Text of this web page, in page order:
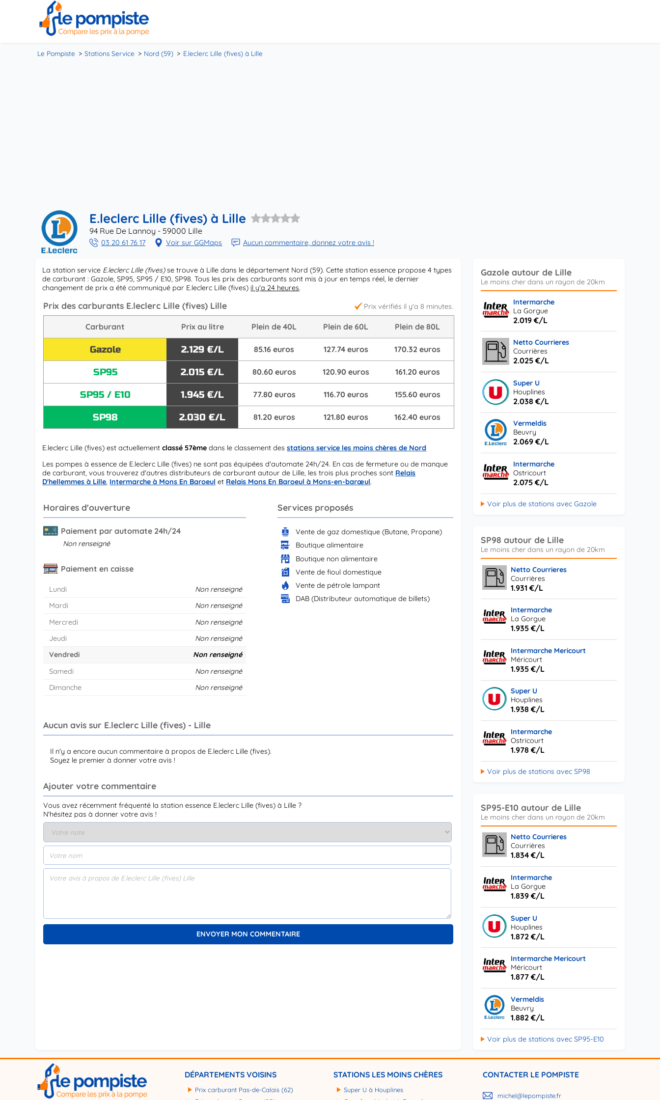
Le Pompiste Stations Service Nord (59) E.leclerc Lille (fives) à Lille
E.leclerc Lille (fives) à Lille
94 Rue De Lannoy - 59000 Lille
03 20 61 76 17 Voir sur GGMaps Aucun commentaire, donnez votre avis !
La station service E.leclerc Lille (fives)se trouve à Lille dans le département Nord (59). Cette station essence propose 4 types
de carburant : Gazole, SP95, SP95 / E10, SP98. Tous les prix des carburants sont mis à jour en temps réel, le dernier
changement de prix a été communiqué par E.leclerc Lille (fives) il y'a 24 heures.
Prix vérifiés il y'a 8 minutes.
Prix des carburants E.leclerc Lille (fives) Lille
Carburant Prix au litre Plein de 40L Plein de 60L Plein de 80L
Gazole 2.129 €/L 85.16 euros 127.74 euros 170.32 euros
SP95 2.015 €/L 80.60 euros 120.90 euros 161.20 euros
SP95 / E10 1.945 €/L 77.80 euros 116.70 euros 155.60 euros
SP98 2.030 €/L 81.20 euros 121.80 euros 162.40 euros
E.leclerc Lille (fives) est actuellementclassé 57ème dans le classement desstations service les moins chères de Nord
Les pompes à essence de E.leclerc Lille (fives) ne sont pas équipées d'automate 24h/24. En cas de fermeture ou de manque
de carburant, vous trouverez d'autres distributeurs de carburant autour de Lille, les trois plus proches sont Relais
D'hellemmes à Lille, Intermarche à Mons En Baroeul et Relais Mons En Baroeul à Mons-en-barœul.
Horaires d'ouverture
Paiement par automate 24h/24
Non renseigné
Paiement en caisse
Lundi
Non renseigné
Mardi
Non renseigné
Mercredi
Non renseigné
Jeudi
Non renseigné
Vendredi
Non renseigné
Samedi
Non renseigné
Dimanche
Non renseigné
Services proposés
Vente de gaz domestique (Butane, Propane)
Boutique alimentaire
Boutique non alimentaire
Vente de fioul domestique
Vente de pétrole lampant
DAB (Distributeur automatique de billets)
Aucun avis sur E.leclerc Lille (fives) - Lille
Il n'y a encore aucun commentaire à propos de E.leclerc Lille (fives).
Soyez le premier à donner votre avis !
Ajouter votre commentaire
Vous avez récemment fréquenté la station essence E.leclerc Lille (fives) à Lille ?
N'hésitez pas à donner votre avis !
Gazole autour de Lille
Intermarche
La Gorgue
2.019 €/L
Netto Courrieres
Courrières
2.025 €/L
Super U
Houplines
2.038 €/L
Vermeldis
Beuvry
2.069 €/L
Intermarche
Ostricourt
2.075 €/L
Voir plus de stations avec Gazole
SP98 autour de Lille
Netto Courrieres
Courrières
1.931 €/L
Intermarche
La Gorgue
1.935 €/L
Intermarche Mericourt
Méricourt
1.935 €/L
Super U
Houplines
1.938 €/L
Intermarche
Ostricourt
1.978 €/L
Voir plus de stations avec SP98
SP95-E10 autour de Lille
Netto Courrieres
Courrières
1.834 €/L
Intermarche
La Gorgue
1.839 €/L
Super U
Houplines
1.872 €/L
Intermarche Mericourt
Méricourt
1.877 €/L
Vermeldis
Beuvry
1.882 €/L
Voir plus de stations avec SP95-E10
DÉPARTEMENTS VOISINS
Prix carburant Pas-de-Calais (62)
STATIONS LES MOINS CHÈRES
Super U à Houplines
CONTACTER LE POMPISTE
michel@lepompiste.fr